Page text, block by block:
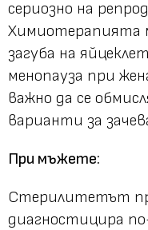
сериозно на
Химиотерапията
загуба на
менопауза при
важно да се
варианти за
При мъжете:
Стерилитетът
диагностицира